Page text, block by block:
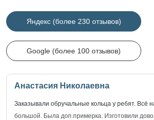
Яндекс (более 230 отзывов)
Google (более 100 отзывов)
Анастасия Николаевна
Заказывали обручальные кольца у ребят. Всё
большой. Была доп.примерка. Изготовили